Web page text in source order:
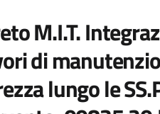
M.I.T.
di
lungo le